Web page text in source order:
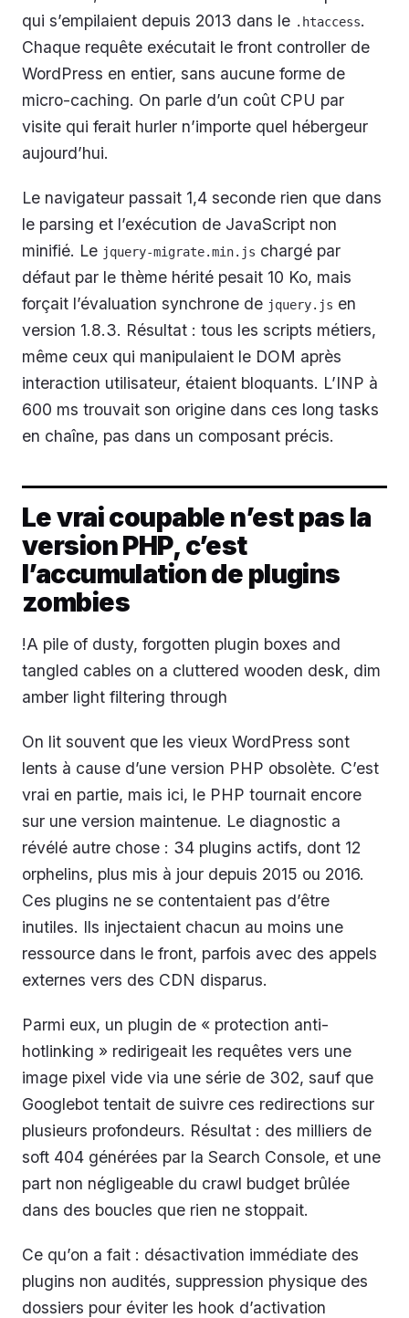
qui s’empilaient depuis 2013 dans le .htaccess.
Chaque requête exécutait le front controller de
WordPress en entier, sans aucune forme de
micro-caching. On parle d’un coût CPU par
visite qui ferait hurler n’importe quel hébergeur
aujourd’hui.
Le navigateur passait 1,4 seconde rien que dans
le parsing et l’exécution de JavaScript non
minifié. Le jquery-migrate.min.js chargé par
défaut par le thème hérité pesait 10 Ko, mais
forçait l’évaluation synchrone de jquery.js en
version 1.8.3. Résultat : tous les scripts métiers,
même ceux qui manipulaient le DOM après
interaction utilisateur, étaient bloquants. L’INP à
600 ms trouvait son origine dans ces long tasks
en chaîne, pas dans un composant précis.
Le vrai coupable n’est pas la
version PHP, c’est
l’accumulation de plugins
zombies
!A pile of dusty, forgotten plugin boxes and
tangled cables on a cluttered wooden desk, dim
amber light filtering through
On lit souvent que les vieux WordPress sont
lents à cause d’une version PHP obsolète. C’est
vrai en partie, mais ici, le PHP tournait encore
sur une version maintenue. Le diagnostic a
révélé autre chose : 34 plugins actifs, dont 12
orphelins, plus mis à jour depuis 2015 ou 2016.
Ces plugins ne se contentaient pas d’être
inutiles. Ils injectaient chacun au moins une
ressource dans le front, parfois avec des appels
externes vers des CDN disparus.
Parmi eux, un plugin de « protection anti-
hotlinking » redirigeait les requêtes vers une
image pixel vide via une série de 302, sauf que
Googlebot tentait de suivre ces redirections sur
plusieurs profondeurs. Résultat : des milliers de
soft 404 générées par la Search Console, et une
part non négligeable du crawl budget brûlée
dans des boucles que rien ne stoppait.
Ce qu’on a fait : désactivation immédiate des
plugins non audités, suppression physique des
dossiers pour éviter les hook d’activation